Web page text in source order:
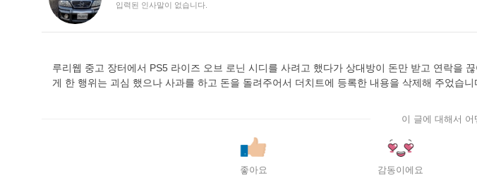
입력된 인사말이 없습니다.
루리웹 중고 장터에서 PS5 라이즈 오브 로닌 시디를 사려고 했다가 상대방이 돈만 받고 연락을
게 한 행위는 괴심 했으나 사과를 하고 돈을 돌려주어서 더치트에 등록한 내용을 삭제해 주었습
이 글에 대해서
좋아요 감동이에요